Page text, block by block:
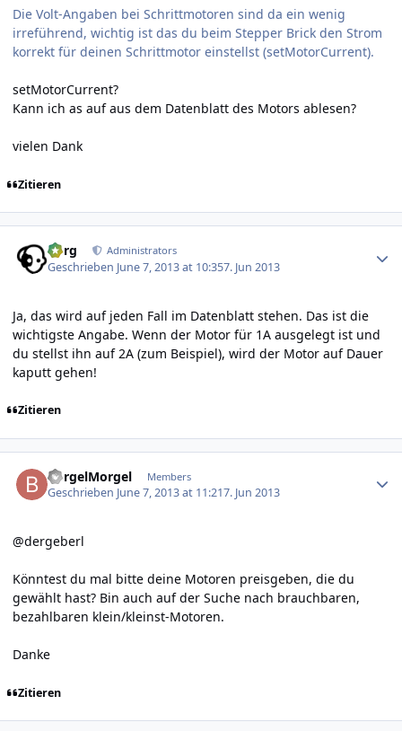
Die Volt-Angaben bei Schrittmotoren sind da ein wenig
irreführend, wichtig ist das du beim Stepper Brick den Strom
korrekt für deinen Schrittmotor einstellst (setMotorCurrent).
setMotorCurrent?
Kann ich as auf aus dem Datenblatt des Motors ablesen?
vielen Dank
Zitieren
borg Administrators
Geschrieben June 7, 2013 at 10:357. Jun 2013
Ja, das wird auf jeden Fall im Datenblatt stehen. Das ist die
wichtigste Angabe. Wenn der Motor für 1A ausgelegt ist und
du stellst ihn auf 2A (zum Beispiel), wird der Motor auf Dauer
kaputt gehen!
Zitieren
BorgelMorgel Members
Geschrieben June 7, 2013 at 11:217. Jun 2013
@dergeberl
Könntest du mal bitte deine Motoren preisgeben, die du
gewählt hast? Bin auch auf der Suche nach brauchbaren,
bezahlbaren klein/kleinst-Motoren.
Danke
Zitieren